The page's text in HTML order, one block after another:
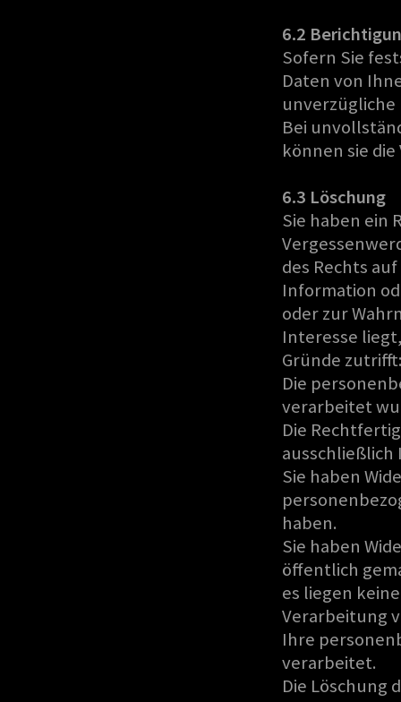
6.2
Sofern Sie
Daten von
Bei
können sie
6.3 Löschung
Sie haben ein
des Rechts
Information
oder zur
Interesse
Gründe
Die
verarbeitet
Die
Sie haben
haben.
Sie haben
öffentlich
es liegen
Verarbeitung
Ihre
verarbeitet.
Die Löschung